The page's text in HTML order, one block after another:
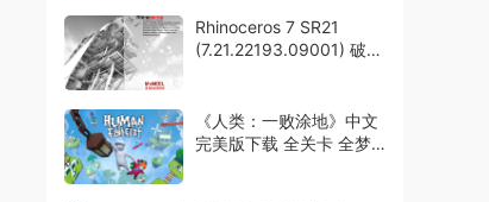
Rhinoceros 7 SR21
(7.21.22193.09001) 破解
《人类：一败涂地》中文
完美版下载 全关卡 全梦